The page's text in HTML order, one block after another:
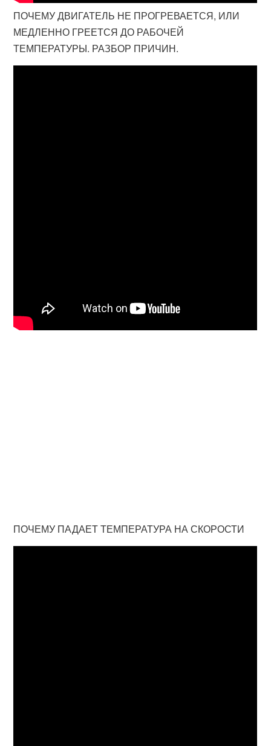
ПОЧЕМУ ДВИГАТЕЛЬ НЕ ПРОГРЕВАЕТСЯ, ИЛИ
МЕДЛЕННО ГРЕЕТСЯ ДО РАБОЧЕЙ
ТЕМПЕРАТУРЫ. РАЗБОР ПРИЧИН.
ПОЧЕМУ ПАДАЕТ ТЕМПЕРАТУРА НА СКОРОСТИ